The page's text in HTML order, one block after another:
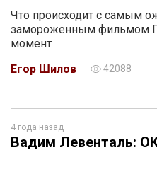
Что происходит с самым
замороженным фильмом
момент
Егор Шилов
42088
4 года назад
Вадим Левенталь: